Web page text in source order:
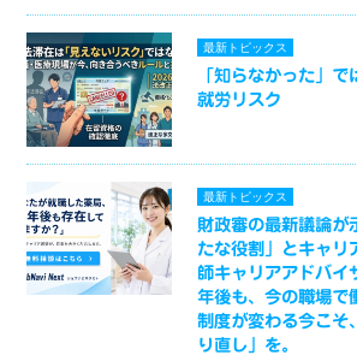
最新トピックス
「知らなかった」
就労リスク
最新トピックス
財政審の最新議論が
たな役割」とキャ
師キャリアアドバイ
年後も、今の職場で
制度が変わる今こそ
り直し」を。